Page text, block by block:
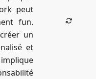
peut
fun.
un
et